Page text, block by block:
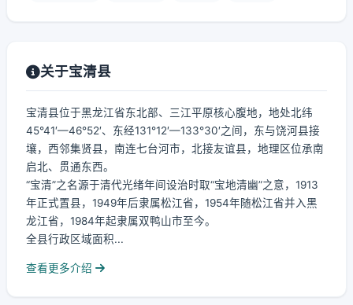
关于宝清县
宝清县位于黑龙江省东北部、三江平原核心腹地，地处北纬
45°41′—46°52′、东经131°12′—133°30′之间，东与饶河县接
壤，西邻集贤县，南连七台河市，北接友谊县，地理区位承南
启北、贯通东西。
“宝清”之名源于清代光绪年间设治时取“宝地清幽”之意，1913
年正式置县，1949年后隶属松江省，1954年随松江省并入黑
龙江省，1984年起隶属双鸭山市至今。
全县行政区域面积...
查看更多介绍